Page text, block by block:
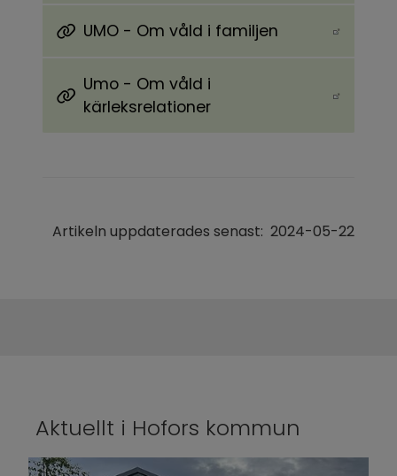
UMO - Om våld i familjen
Länk till annan webbplats.
Umo - Om våld i
kärleksrelationer
Länk till annan webbplats.
Artikeln uppdaterades senast: 2024-05-22
Aktuellt i Hofors kommun